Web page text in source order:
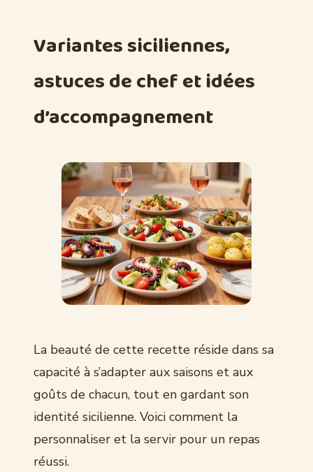
Variantes siciliennes,
astuces de chef et idées
d’accompagnement
La beauté de cette recette réside dans sa
capacité à s’adapter aux saisons et aux
goûts de chacun, tout en gardant son
identité sicilienne. Voici comment la
personnaliser et la servir pour un repas
réussi.